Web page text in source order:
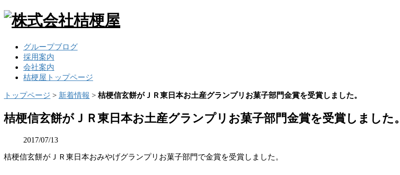
グループブログ
採用案内
会社案内
桔梗屋トップページ
トップページ > 新着情報 > 桔梗信玄餅がＪＲ東日本お土産グランプリお菓子部門金賞を受賞しました。
桔梗信玄餅がＪＲ東日本お土産グランプリお菓子部門金賞を受賞しました。
2017/07/13
桔梗信玄餅がＪＲ東日本おみやげグランプリお菓子部門で金賞を受賞しました。